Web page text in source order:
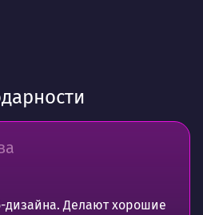
дизайна. Делают хорошие